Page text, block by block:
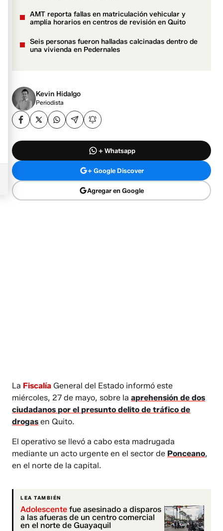
AMT reporta fallas en matriculación vehicular y
amplía horarios en centros de revisión en Quito
Seis personas fueron halladas calcinadas dentro de
una vivienda en Pedernales
Kevin Hidalgo
Periodista
+ Whatsapp
+ Google Discover
Agregar en Google
La Fiscalía General del Estado informó este
miércoles, 27 de mayo, sobre laaprehensión de dos
ciudadanos por el presunto delito de tráfico de
drogas en Quito.
El operativo se llevó a cabo esta madrugada
mediante un acto urgente en el sector de Ponceano,
en el norte de la capital.
LEA TAMBIÉN
Adolescente fue asesinado a disparos
a las afueras de un centro comercial
en el norte de Guayaquil